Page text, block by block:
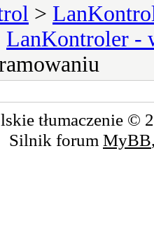
>
LanKontroler -
tłumaczenie ©
Silnik forum MyBB